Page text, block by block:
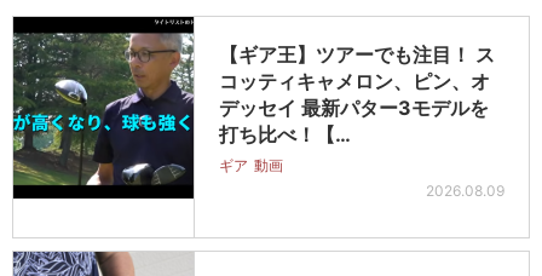
【ギア王】ツアーでも注目！ ス
コッティキャメロン、ピン、オ
デッセイ 最新パター3モデルを
打ち比べ！【…
ギア 動画
2026.08.09